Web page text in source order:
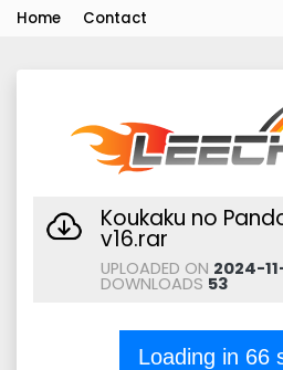
Home Contact
Koukaku no
v16.rar
UPLOADED ON 2024-
DOWNLOADS 53
Loading in 66